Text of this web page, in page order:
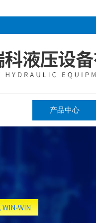
产品中心